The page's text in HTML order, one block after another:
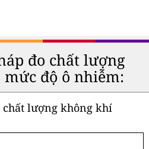
đo chất lượng
độ ô nhiễm:
chất lượng không khí